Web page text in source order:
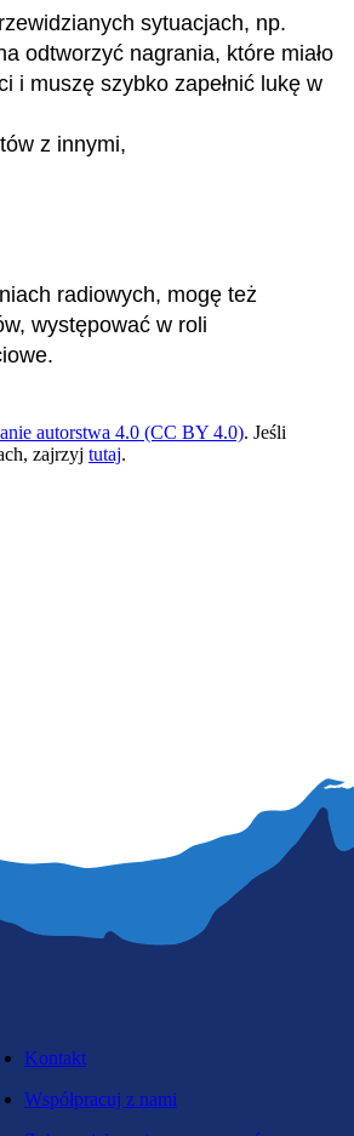
sytuacjach, np.
odtworzyć nagrania, które miało
i muszę szybko zapełnić lukę w
z innymi,
radiowych, mogę też
występować w roli
autorstwa 4.0 (CC BY 4.0). Jeśli
zajrzyj tutaj.
Kontakt
Współpracuj z nami